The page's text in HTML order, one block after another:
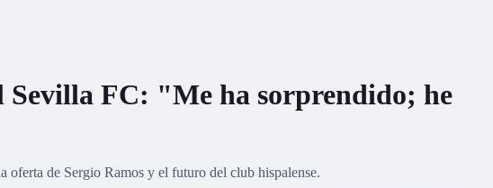
Sevilla FC: "Me ha sorprendido; he
de Sergio Ramos y el futuro del club hispalense.